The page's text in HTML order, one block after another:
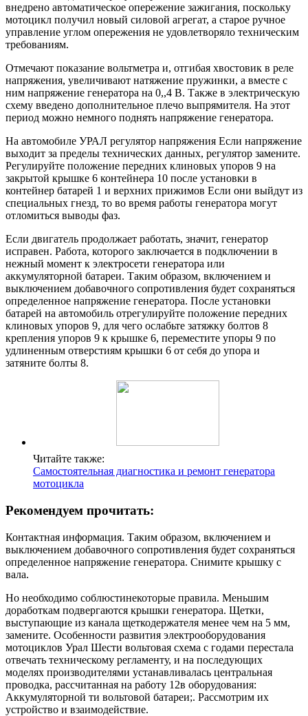
внедрено автоматическое опережение зажигания, поскольку
мотоцикл получил новый силовой агрегат, а старое ручное
управление углом опережения не удовлетворяло техническим
требованиям.
Отмечают показание вольтметра и, отгибая хвостовик в реле
напряжения, увеличивают натяжение пружинки, а вместе с
ним напряжение генератора на 0,,4 В. Также в электрическую
схему введено дополнительное плечо выпрямителя. На этот
период можно немного поднять напряжение генератора.
На автомобиле УРАЛ регулятор напряжения Если напряжение
выходит за пределы технических данных, регулятор замените.
Регулируйте положение передних клиновых упоров 9 на
закрытой крышке 6 контейнера 10 после установки в
контейнер батарей 1 и верхних прижимов Если они выйдут из
специальных гнезд, то во время работы генератора могут
отломиться выводы фаз.
Если двигатель продолжает работать, значит, генератор
исправен. Работа, которого заключается в подключении в
нежный момент к электросети генератора или
аккумуляторной батареи. Таким образом, включением и
выключением добавочного сопротивления будет сохраняться
определенное напряжение генератора. После установки
батарей на автомобиль отрегулируйте положение передних
клиновых упоров 9, для чего ослабьте затяжку болтов 8
крепления упоров 9 к крышке 6, переместите упоры 9 по
удлиненным отверстиям крышки 6 от себя до упора и
затяните болты 8.
Читайте также:
Самостоятельная диагностика и ремонт генератора
мотоцикла
Рекомендуем прочитать:
Контактная информация. Таким образом, включением и
выключением добавочного сопротивления будет сохраняться
определенное напряжение генератора. Снимите крышку с
вала.
Но необходимо соблюстинекоторые правила. Меньшим
доработкам подвергаются крышки генератора. Щетки,
выступающие из канала щеткодержателя менее чем на 5 мм,
замените. Особенности развития электрооборудования
мотоциклов Урал Шести вольтовая схема с годами перестала
отвечать техническому регламенту, и на последующих
моделях производителями устанавливалась центральная
проводка, рассчитанная на работу 12в оборудования:
Аккумуляторной ти вольтовой батареи;. Рассмотрим их
устройство и взаимодействие.